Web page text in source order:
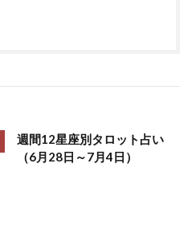
週間12星座別タロット占い
（6月28日～7月4日）